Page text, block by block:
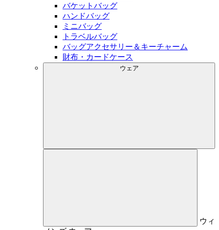
バケットバッグ
ハンドバッグ
ミニバッグ
トラベルバッグ
バッグアクセサリー＆キーチャーム
財布・カードケース
ウェア
ウィ